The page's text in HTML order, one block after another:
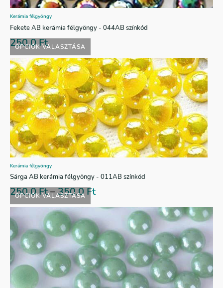
OPCIÓK VÁLASZTÁSA
Kerámia félgyöngy
Fekete AB kerámia félgyöngy - 044AB színkód
250,0Ft
OPCIÓK VÁLASZTÁSA
Kerámia félgyöngy
Sárga AB kerámia félgyöngy - 011AB színkód
250,0Ft–350,0Ft